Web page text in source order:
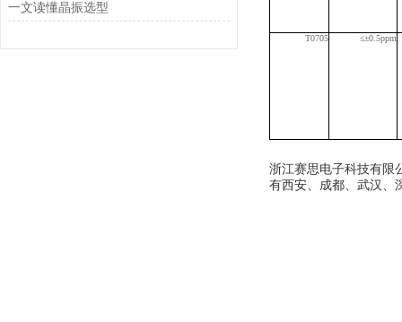
一文读懂晶振选型
T0705 ≤±0.5ppm
浙江赛思电子科技有限
有西安、成都、武汉、